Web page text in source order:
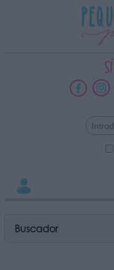
Buscador
INFORMACION
PROTECCIÓN DE TUS
Datos tratados:
Información adicional